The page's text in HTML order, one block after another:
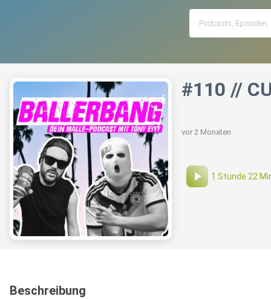
#110 //
vor 2 Monaten
1 Stunde 22
Beschreibung